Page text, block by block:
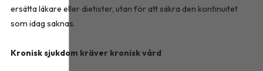
ersätta läkare eller dietister, utan för att säkra den kontinuitet
som idag saknas.
Kronisk sjukdom kräver kronisk vård